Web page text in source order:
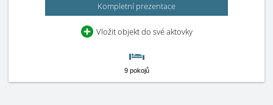
Kompletní prezentace
Vložit objekt do své aktovky
9 pokojů